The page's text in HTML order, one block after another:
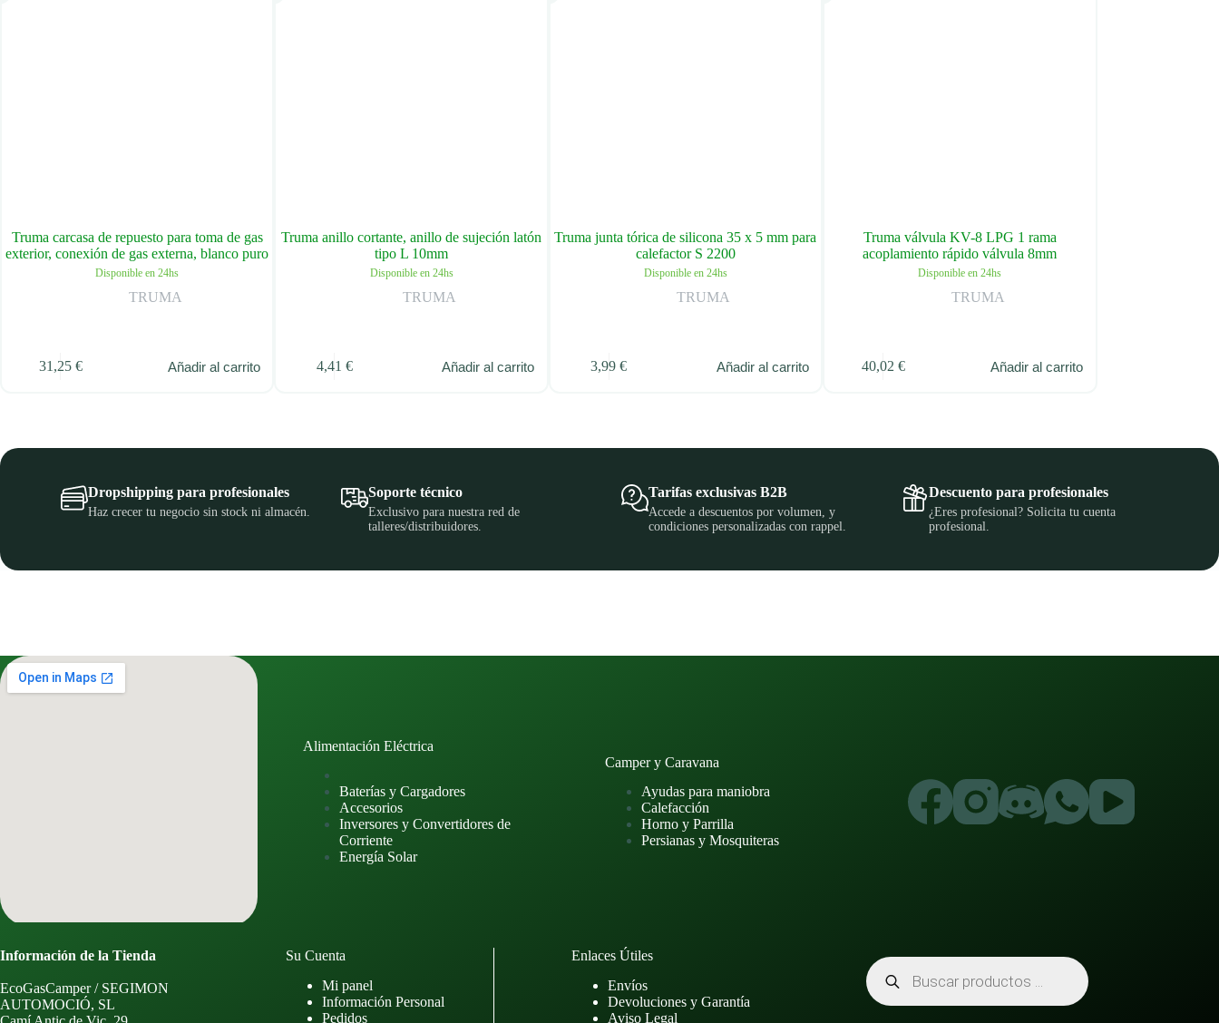
Truma carcasa de repuesto para toma de gas
exterior, conexión de gas externa, blanco puro
Disponible en 24hs
TRUMA
31,25 € Añadir al carrito
Truma anillo cortante, anillo de sujeción latón
tipo L 10mm
Disponible en 24hs
TRUMA
4,41 € Añadir al carrito
Truma junta tórica de silicona 35 x 5 mm para
calefactor S 2200
Disponible en 24hs
TRUMA
3,99€ Añadir al carrito
Truma válvula KV-8 LPG 1 rama
acoplamiento rápido válvula 8mm
Disponible en 24hs
TRUMA
40,02 € Añadir al carrito
Dropshipping para profesionales
Haz crecer tu negocio sin stock ni almacén.
Soporte técnico
Exclusivo para nuestra red de
talleres/distribuidores.
Tarifas exclusivas B2B
Accede a descuentos por volumen, y
condiciones personalizadas con rappel.
Descuento para profesionales
¿Eres profesional? Solicita tu cuenta
profesional.
Alimentación Eléctrica
Baterías y Cargadores
Accesorios
Inversores y Convertidores de
Corriente
Energía Solar
Camper y Caravana
Ayudas para maniobra
Calefacción
Horno y Parrilla
Persianas y Mosquiteras
Información de la Tienda
EcoGasCamper / SEGIMON
AUTOMOCIÓ, SL
Su Cuenta
Mi panel
Información Personal
Pedidos
Enlaces Útiles
Envíos
Devoluciones y Garantía
Aviso Legal
Búsqueda
de
productos